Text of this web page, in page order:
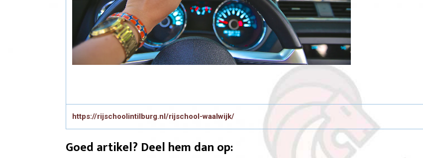
https://rijschoolintilburg.nl/rijschool-waalwijk/
Goed artikel? Deel hem dan op: